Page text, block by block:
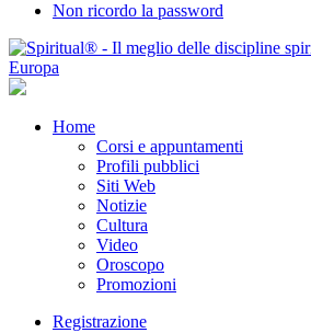
Non ricordo la password
Home
Corsi e appuntamenti
Profili pubblici
Siti Web
Notizie
Cultura
Video
Oroscopo
Promozioni
Registrazione